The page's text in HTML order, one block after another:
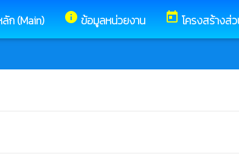
ลัก (Main) info ข้อมูลหน่วยงาน today โครงสร้างส่